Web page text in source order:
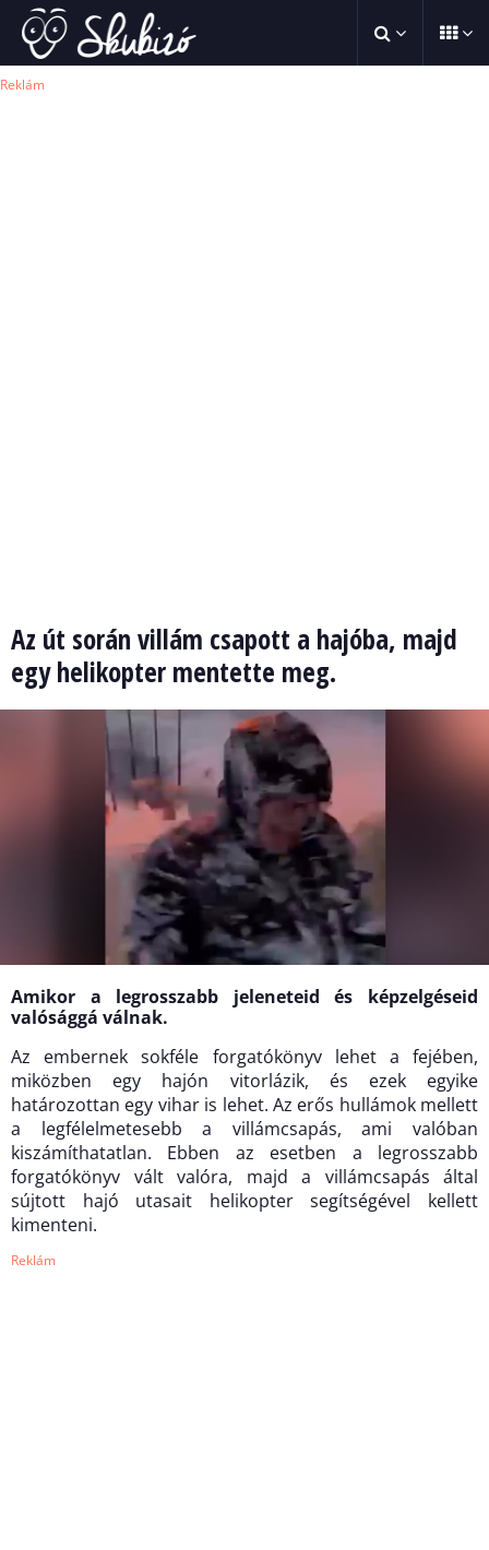
Reklám
Az út során villám csapott a hajóba, majd
egy helikopter mentette meg.
Amikor a legrosszabb jeleneteid és képzelgéseid
valósággá válnak.
Az embernek sokféle forgatókönyv lehet a fejében,
miközben egy hajón vitorlázik, és ezek egyike
határozottan egy vihar is lehet. Az erős hullámok mellett
a legfélelmetesebb a villámcsapás, ami valóban
kiszámíthatatlan. Ebben az esetben a legrosszabb
forgatókönyv vált valóra, majd a villámcsapás által
sújtott hajó utasait helikopter segítségével kellett
kimenteni.
Reklám